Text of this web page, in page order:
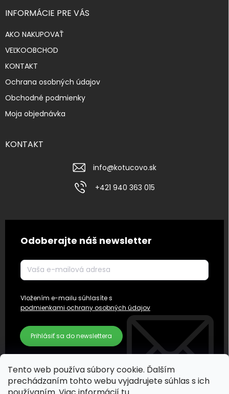
Tento web používa súbory cookie. Ďalším
prechádzaním tohto webu vyjadrujete súhlas s ich
INFORMÁCIE PRE VÁS
AKO NAKUPOVAŤ
VEĽKOOBCHOD
KONTAKT
Ochrana osobných údajov
Obchodné podmienky
Moja objednávka
KONTAKT
info@kotucovo.sk
+421 940 363 015
Odoberajte náš newsletter
Vložením e-mailu súhlasíte s
podmienkami ochrany osobných údajov
Prihlásiť sa do newslettera